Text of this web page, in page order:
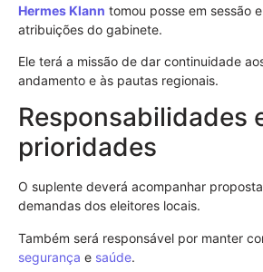
Hermes Klann tomou posse em sessão
atribuições do gabinete.
Ele terá a missão de dar continuidade
andamento e às pautas regionais.
Responsabilidades
prioridades
O suplente deverá acompanhar
demandas dos eleitores locais.
Também será responsável por manter
segurança e saúde.